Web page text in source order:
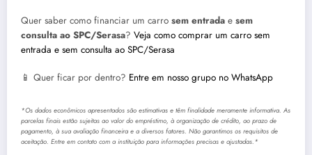
Quer saber como financiar um carro sem entrada e sem
consulta ao SPC/Serasa? Veja como comprar um carro sem
entrada e sem consulta ao SPC/Serasa
📱 Quer ficar por dentro? Entre em nosso grupo no WhatsApp
*Os dados econômicos apresentados são estimativas e têm finalidade meramente informativa. As
parcelas finais estão sujeitas ao valor do empréstimo, à organização de crédito, ao prazo de
pagamento, à sua avaliação financeira e a diversos fatores. Não garantimos os requisitos de
aceitação. Entre em contato com a instituição para informações precisas e ajustadas.*